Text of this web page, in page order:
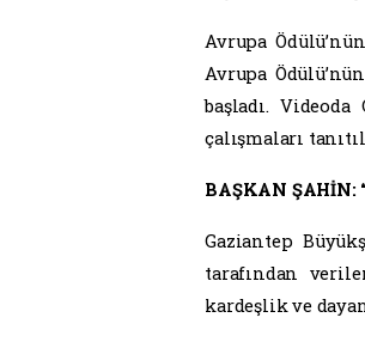
Gaziantep,
Avrupa